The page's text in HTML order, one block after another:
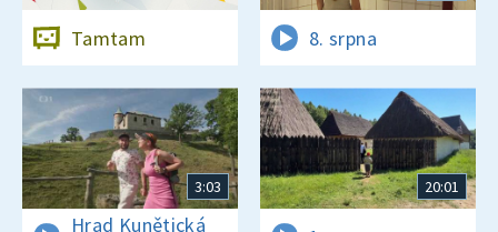
Tamtam 8. srpna
3:03
Hrad Kunětická
20:01